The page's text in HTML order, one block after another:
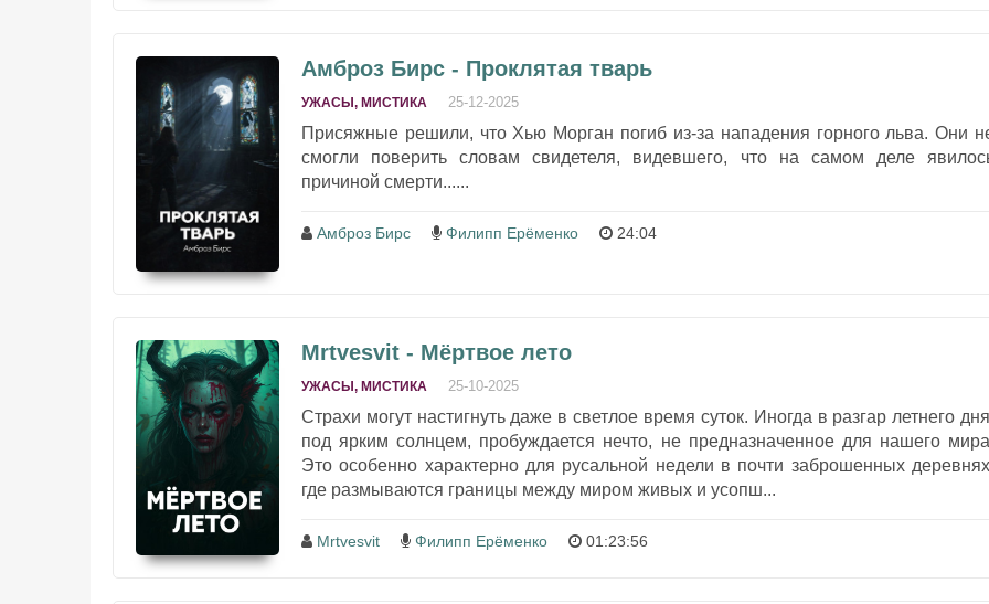
Амброз Бирс - Проклятая тварь
УЖАСЫ, МИСТИКА 25-12-2025
Присяжные решили, что Хью Морган погиб из-за нападения горного льва. Они
смогли поверить словам свидетеля, видевшего, что на самом деле
причиной смерти......
Амброз Бирс Филипп Ерёменко 24:04
Mrtvesvit - Мёртвое лето
УЖАСЫ, МИСТИКА 25-10-2025
Страхи могут настигнуть даже в светлое время суток. Иногда в разгар летнего
под ярким солнцем, пробуждается нечто, не предназначенное для нашего
Это особенно характерно для русальной недели в почти заброшенных
где размываются границы между миром живых и усопш...
Mrtvesvit Филипп Ерёменко 01:23:56